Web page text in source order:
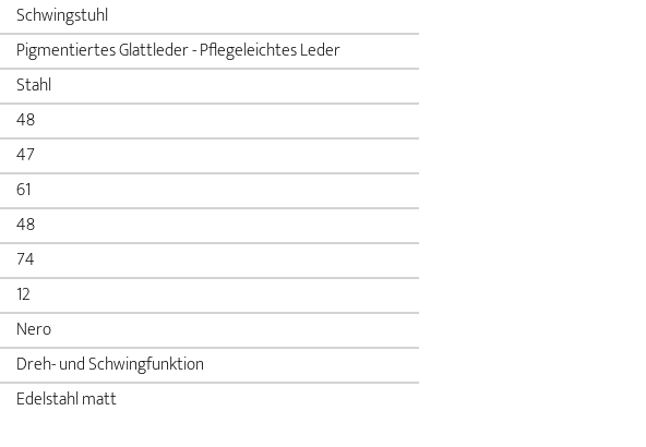
Schwingstuhl
Pigmentiertes Glattleder - Pflegeleichtes Leder
Stahl
48
47
61
48
74
12
Nero
Dreh- und Schwingfunktion
Edelstahl matt